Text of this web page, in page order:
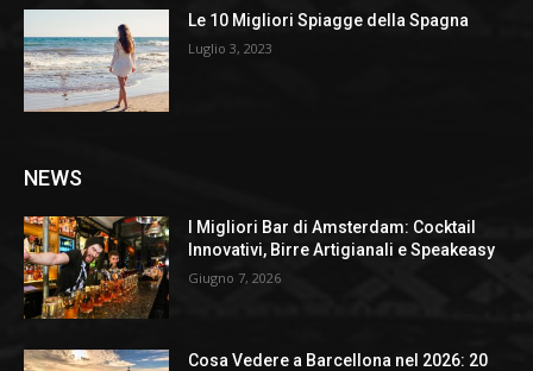
Le 10 Migliori Spiagge della Spagna
Luglio 3, 2023
NEWS
I Migliori Bar di Amsterdam: Cocktail
Innovativi, Birre Artigianali e Speakeasy
Giugno 7, 2026
Cosa Vedere a Barcellona nel 2026: 20